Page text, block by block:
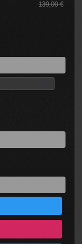
139,00 €